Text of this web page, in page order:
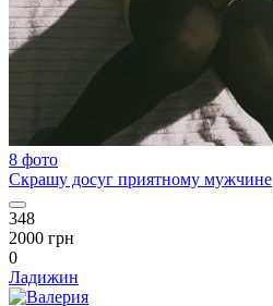
8 фото
Скрашу досуг приятному мужчине
348
2000 грн
0
Ладижин